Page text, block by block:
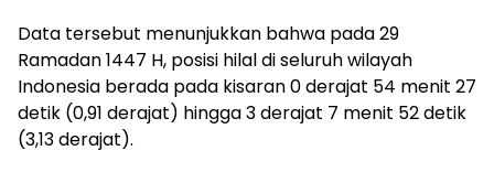
Data tersebut menunjukkan bahwa pada 29
Ramadan 1447 H, posisi hilal di seluruh wilayah
Indonesia berada pada kisaran 0 derajat 54 menit 27
detik (0,91 derajat) hingga 3 derajat 7 menit 52 detik
(3,13 derajat).